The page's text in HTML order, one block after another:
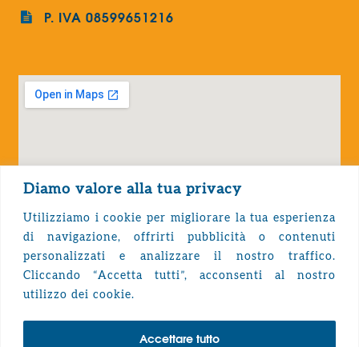
Diamo valore alla tua privacy
Utilizziamo i cookie per migliorare la tua esperienza
di navigazione, offrirti pubblicità o contenuti
personalizzati e analizzare il nostro traffico.
Cliccando “Accetta tutti”, acconsenti al nostro
utilizzo dei cookie.
Accettare tutto
P. IVA 08599651216
Privacy Policy